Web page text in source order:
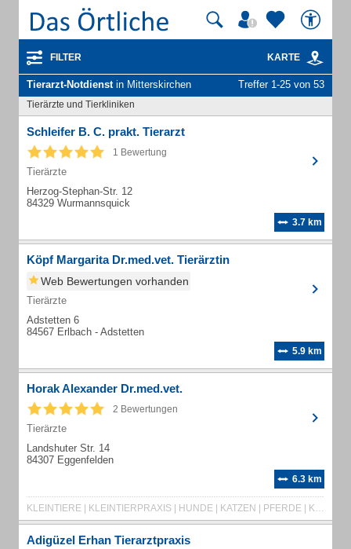
FILTER KARTE
Tierarzt-Notdienstin Mitterskirchen Treffer 1-25 von 53
Tierärzte und Tierkliniken
Schleifer B. C. prakt. Tierarzt
1 Bewertung
Tierärzte
Herzog-Stephan-Str. 12
84329 Wurmannsquick
3.7 km
Köpf Margarita Dr.med.vet. Tierärztin
Web Bewertungen vorhanden
Tierärzte
Adstetten 6
84567 Erlbach - Adstetten
5.9 km
Horak Alexander Dr.med.vet.
2 Bewertungen
Tierärzte
Landshuter Str. 14
84307 Eggenfelden
6.3 km
KLEINTIERE | KLEINTIERPRAXIS | HUNDE | KATZEN | PFERDE | KASTRATION | IMPFUNGEN | RÖNTGEN | ULTRASCHALL | ULTRASCHALLUNTERSUCHUNG | LASERTHERAPIE | LABOR | LABORUNTERSUCHUNG | NOTFALL | HAUSBESUCHE | BEHANDLUNG | TIERARZT
Adigüzel Erhan Tierarztpraxis